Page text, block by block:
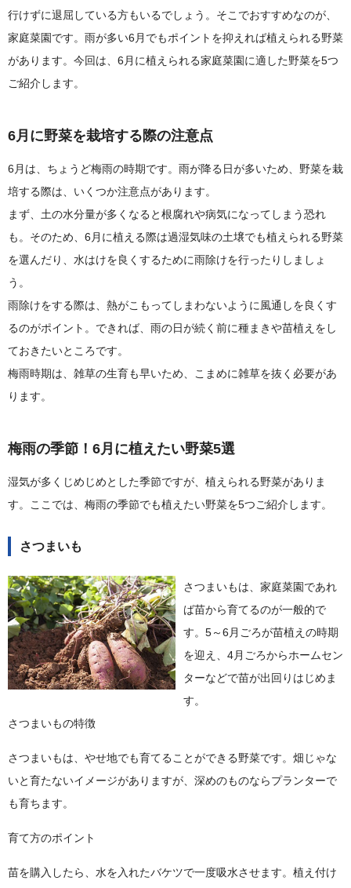
行けずに退屈している方もいるでしょう。そこでおすすめなのが、
家庭菜園です。雨が多い6月でもポイントを抑えれば植えられる野菜
があります。今回は、6月に植えられる家庭菜園に適した野菜を5つ
ご紹介します。
6月に野菜を栽培する際の注意点
6月は、ちょうど梅雨の時期です。雨が降る日が多いため、野菜を栽
培する際は、いくつか注意点があります。
まず、土の水分量が多くなると根腐れや病気になってしまう恐れ
も。そのため、6月に植える際は過湿気味の土壌でも植えられる野菜
を選んだり、水はけを良くするために雨除けを行ったりしましょ
う。
雨除けをする際は、熱がこもってしまわないように風通しを良くす
るのがポイント。できれば、雨の日が続く前に種まきや苗植えをし
ておきたいところです。
梅雨時期は、雑草の生育も早いため、こまめに雑草を抜く必要があ
ります。
梅雨の季節！6月に植えたい野菜5選
湿気が多くじめじめとした季節ですが、植えられる野菜がありま
す。ここでは、梅雨の季節でも植えたい野菜を5つご紹介します。
さつまいも
さつまいもは、家庭菜園であれ
ば苗から育てるのが一般的で
す。5～6月ごろが苗植えの時期
を迎え、4月ごろからホームセン
ターなどで苗が出回りはじめま
す。
さつまいもの特徴
さつまいもは、やせ地でも育てることができる野菜です。畑じゃな
いと育たないイメージがありますが、深めのものならプランターで
も育ちます。
育て方のポイント
苗を購入したら、水を入れたバケツで一度吸水させます。植え付け